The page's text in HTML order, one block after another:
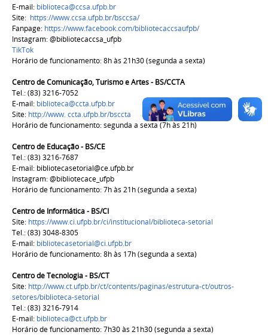
E-mail: biblioteca@ccsa.ufpb.br
Site: https://www.ccsa.ufpb.br/bsccsa/
Fanpage: https://www.facebook.com/bibliotecaccsaufpb/
Instagram: @bibliotecaccsa_ufpb
TikTok
Horário de funcionamento: 8h às 21h30 (segunda a sexta)
Centro de Comunicação, Turismo e Artes - BS/CCTA
Tel.: (83) 3216-7052
E-mail: biblioteca@ccta.ufpb.br
Site: http://www. ccta.ufpb.br/bsccta
Horário de funcionamento: segunda a sexta (7h às 21h)
Centro de Educação - BS/CE
Tel.: (83) 3216-7687
E-mail: bibliotecasetorial@ce.ufpb.br
Instagram: @bibliotecace_ufpb
Horário de funcionamento: 7h às 21h (segunda a sexta)
Centro de Informática - BS/CI
Site: https://www.ci.ufpb.br/ci/institucional/biblioteca-setorial
Tel.: (83) 3048-8305
E-mail: bibliotecasetorial@ci.ufpb.br
Horário de funcionamento: 8h às 17h (segunda a sexta)
Centro de Tecnologia - BS/CT
Site: http://www.ct.ufpb.br/ct/contents/paginas/estrutura-ct/outros-
setores/biblioteca-setorial
Tel.: (83) 3216-7914
E-mail: biblioteca@ct.ufpb.br
Horário de funcionamento: 7h30 às 21h30 (segunda a sexta)